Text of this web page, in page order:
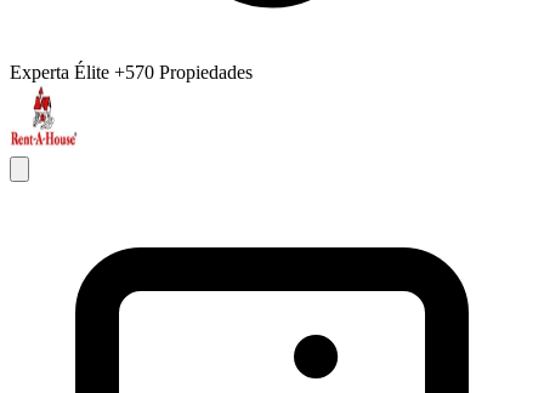
Experta Élite +570 Propiedades